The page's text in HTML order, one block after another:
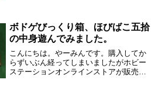
円です。販売ページはこちらほびばこ関
連の記事は...
ボドゲびっくり箱、ほびばこ五拾
の中身遊んでみました。
こんにちは。やーみんです。購入してか
らずいぶん経ってしまいましたがホビー
ステーションオンラインストアが販売し